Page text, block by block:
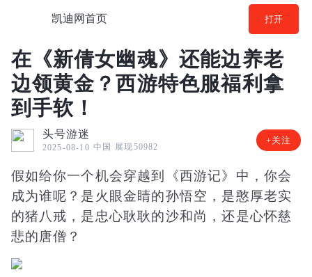
凯迪网首页 打开
在《新倩女幽魂》还能边养老
边领黄金？西游特色服福利拿
到手软！
头号游迷
2025-08-10 中国 展现50982
+关注
假如给你一个机会穿越到《西游记》中，你会
成为谁呢？是火眼金睛的孙悟空，是憨厚老实
的猪八戒，是忠心耿耿的沙和尚，还是心怀慈
悲的唐僧？